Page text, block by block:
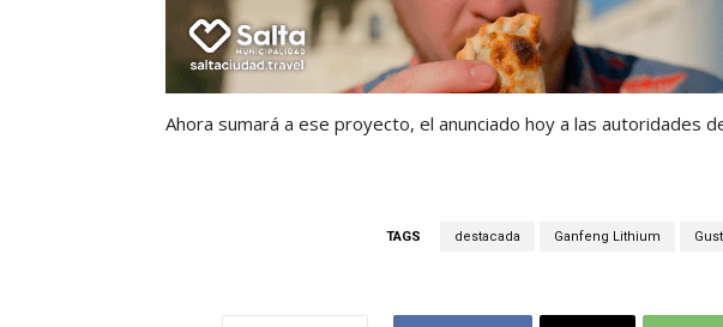
Ahora sumará a ese proyecto, el anunciado hoy a las autoridades
TAGS destacada Ganfeng Lithium